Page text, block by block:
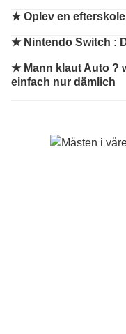
★Oplev en
★ Nintendo Switch :
★ Mann klaut Auto ?
einfach nur dämlich